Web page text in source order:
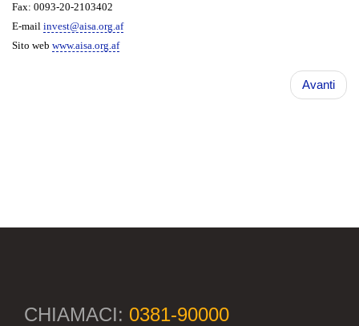
Fax: 0093-20-2103402
E-mail invest@aisa.org.af
Sito web www.aisa.org.af
Avanti
CHIAMACI: 0381-90000